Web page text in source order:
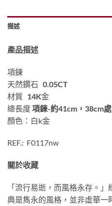
描述
產品描述
項鍊
天然鑽石 0.05CT
材質 14K金
總長度項鍊-約41cm，38cm
顏色：白k金
REF.: F0117nw
關於收藏
「流行易逝，而風格永存。
典是雋永的風格，並非虛華一